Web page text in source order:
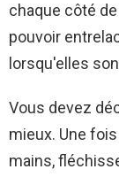
chaque côté
pouvoir
lorsqu'elles
Vous devez
mieux. Une
mains,